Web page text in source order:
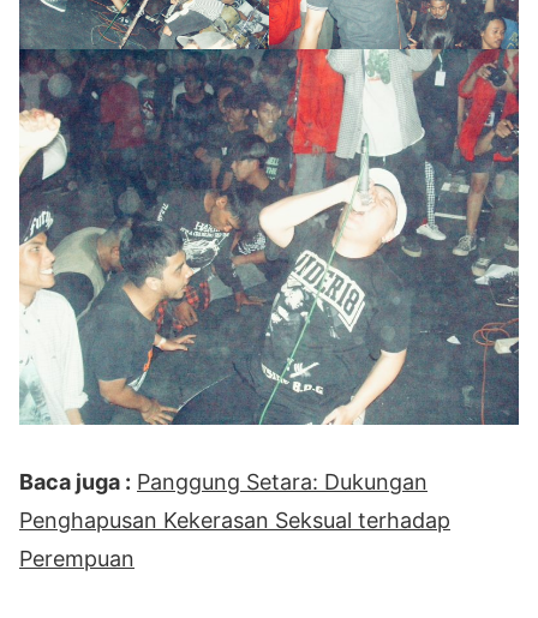
Baca juga : Panggung Setara: Dukungan
Penghapusan Kekerasan Seksual terhadap
Perempuan